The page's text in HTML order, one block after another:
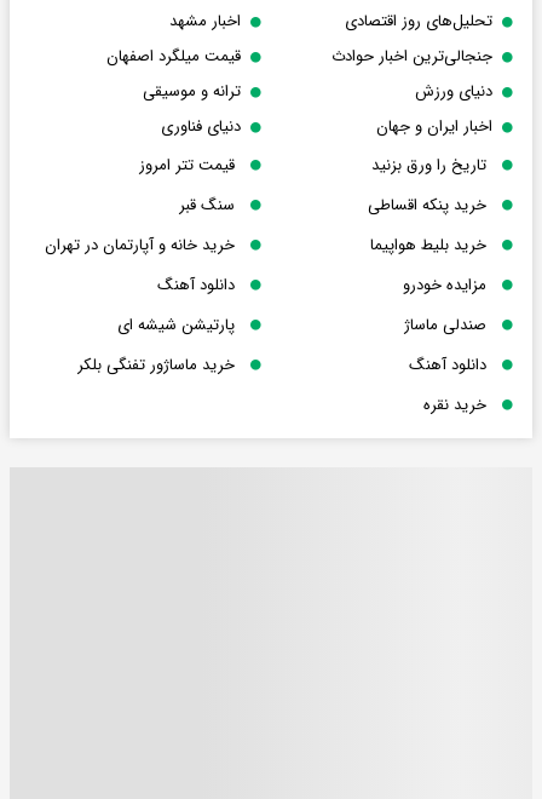
تحلیل‌های روز اقتصادی
اخبار مشهد
جنجالی‌ترین اخبار حوادث
قیمت میلگرد اصفهان
دنیای ورزش
ترانه و موسیقی
اخبار ایران و جهان
دنیای فناوری
تاریخ را ورق بزنید
قیمت تتر امروز
خرید پنکه اقساطی
سنگ قبر
خرید بلیط هواپیما
خرید خانه و آپارتمان در تهران
مزایده خودرو
دانلود آهنگ
صندلی ماساژ
پارتیشن شیشه ای
دانلود آهنگ
خرید ماساژور تفنگی بلکر
خرید نقره